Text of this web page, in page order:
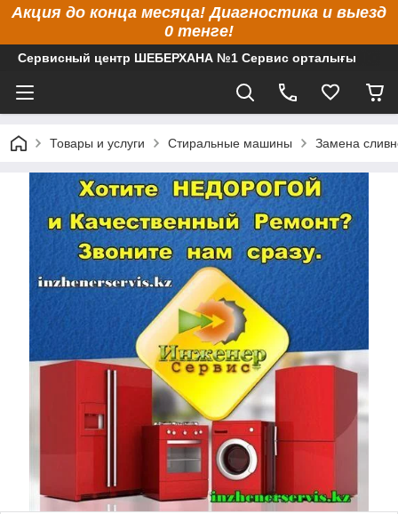
Акция до конца месяца! Диагностика и выезд
0 тенге!
Сервисный центр ШЕБЕРХАНА №1 Сервис орталығы
Товары и услуги Стиральные машины Замена